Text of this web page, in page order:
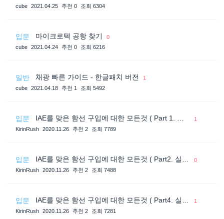
cube 2021.04.25 추천 0 조회 6304
입문 마이크로텍 공항 찾기
0
cube 2021.04.24 추천 0 조회 6216
일반 채광 빠른 가이드 - 한글패치 버전
1
cube 2021.04.18 추천 1 조회 5492
입문
1
KirinRush 2020.11.26 추천 2 조회 7789
입문
0
KirinRush 2020.11.26 추천 2 조회 7488
입문
1
KirinRush 2020.11.26 추천 2 조회 7281